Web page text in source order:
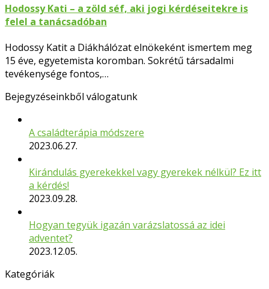
Hodossy Kati – a zöld séf, aki jogi kérdéseitekre is
felel a tanácsadóban
Hodossy Katit a Diákhálózat elnökeként ismertem meg
15 éve, egyetemista koromban. Sokrétű társadalmi
tevékenysége fontos,…
Bejegyzéseinkből válogatunk
A családterápia módszere
2023.06.27.
Kirándulás gyerekekkel vagy gyerekek nélkül? Ez itt
a kérdés!
2023.09.28.
Hogyan tegyük igazán varázslatossá az idei
adventet?
2023.12.05.
Kategóriák